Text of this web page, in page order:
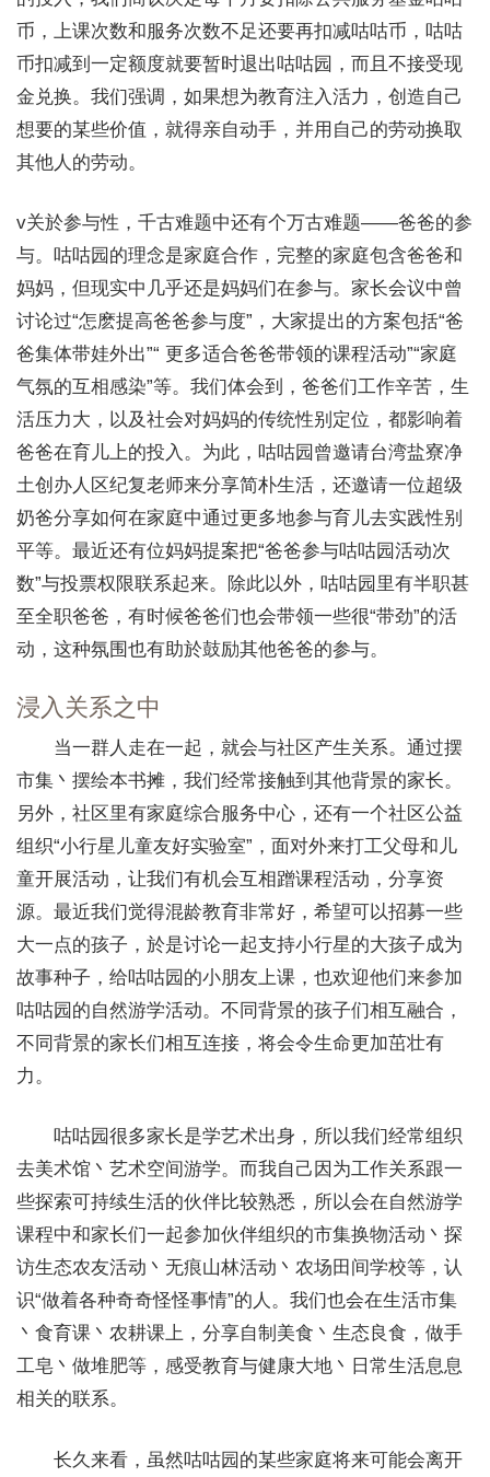
币，上课次数和服务次数不足还要再扣减咕咕币，咕咕
币扣减到一定额度就要暂时退出咕咕园，而且不接受现
金兑换。我们强调，如果想为教育注入活力，创造自己
想要的某些价值，就得亲自动手，并用自己的劳动换取
其他人的劳动。
v关於参与性，千古难题中还有个万古难题——爸爸的参
与。咕咕园的理念是家庭合作，完整的家庭包含爸爸和
妈妈，但现实中几乎还是妈妈们在参与。家长会议中曾
讨论过“怎麽提高爸爸参与度”，大家提出的方案包括“爸
爸集体带娃外出”“ 更多适合爸爸带领的课程活动”“家庭
气氛的互相感染”等。我们体会到，爸爸们工作辛苦，生
活压力大，以及社会对妈妈的传统性别定位，都影响着
爸爸在育儿上的投入。为此，咕咕园曾邀请台湾盐寮净
土创办人区纪复老师来分享简朴生活，还邀请一位超级
奶爸分享如何在家庭中通过更多地参与育儿去实践性别
平等。最近还有位妈妈提案把“爸爸参与咕咕园活动次
数”与投票权限联系起来。除此以外，咕咕园里有半职甚
至全职爸爸，有时候爸爸们也会带领一些很“带劲”的活
动，这种氛围也有助於鼓励其他爸爸的参与。
浸入关系之中
当一群人走在一起，就会与社区产生关系。通过摆
市集丶摆绘本书摊，我们经常接触到其他背景的家长。
另外，社区里有家庭综合服务中心，还有一个社区公益
组织“小行星儿童友好实验室”，面对外来打工父母和儿
童开展活动，让我们有机会互相蹭课程活动，分享资
源。最近我们觉得混龄教育非常好，希望可以招募一些
大一点的孩子，於是讨论一起支持小行星的大孩子成为
故事种子，给咕咕园的小朋友上课，也欢迎他们来参加
咕咕园的自然游学活动。不同背景的孩子们相互融合，
不同背景的家长们相互连接，将会令生命更加茁壮有
力。
咕咕园很多家长是学艺术出身，所以我们经常组织
去美术馆丶艺术空间游学。而我自己因为工作关系跟一
些探索可持续生活的伙伴比较熟悉，所以会在自然游学
课程中和家长们一起参加伙伴组织的市集换物活动丶探
访生态农友活动丶无痕山林活动丶农场田间学校等，认
识“做着各种奇奇怪怪事情”的人。我们也会在生活市集
丶食育课丶农耕课上，分享自制美食丶生态良食，做手
工皂丶做堆肥等，感受教育与健康大地丶日常生活息息
相关的联系。
长久来看，虽然咕咕园的某些家庭将来可能会离开